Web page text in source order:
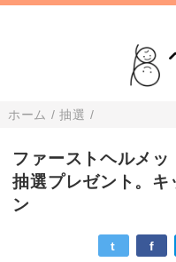
ホーム /抽選 /
ファーストヘルメッ
抽選プレゼント。キ
ン
t f